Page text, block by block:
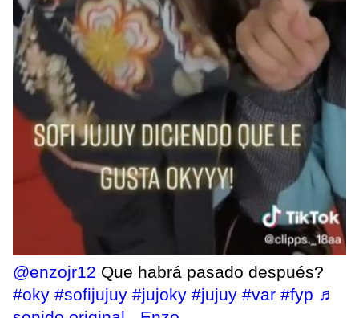
@enzojr12 Que habrá pasado después?
#oky #sofijujuy #jujoky #jujuy #var #fyp ♬